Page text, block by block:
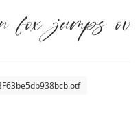
fox jumps